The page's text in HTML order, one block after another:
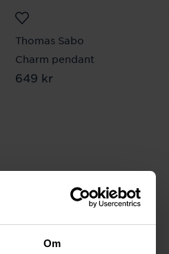
Om
Thomas Sabo
Charm pendant
Pris:649 kr
649 kr